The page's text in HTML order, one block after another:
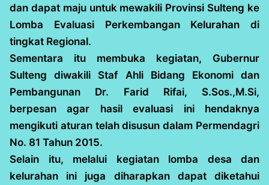
dan dapat maju untuk mewakili Provinsi Sulteng ke
Lomba Evaluasi Perkembangan Kelurahan di
tingkat Regional.
Sementara itu membuka kegiatan, Gubernur
Sulteng diwakili Staf Ahli Bidang Ekonomi dan
Pembangunan Dr. Farid Rifai, S.Sos.,M.Si,
berpesan agar hasil evaluasi ini hendaknya
mengikuti aturan telah disusun dalam Permendagri
No. 81 Tahun 2015.
Selain itu, melalui kegiatan lomba desa dan
kelurahan ini juga diharapkan dapat diketahui